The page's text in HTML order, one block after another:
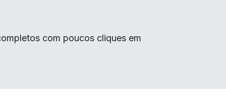
com poucos cliques em